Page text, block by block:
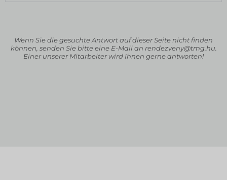
Wenn Sie die gesuchte Antwort auf dieser Seite nicht finden
können, senden Sie bitte eine E-Mail an rendezveny@tmg.hu.
Einer unserer Mitarbeiter wird Ihnen gerne antworten!